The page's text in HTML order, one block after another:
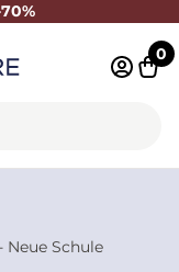
0
Neue Schule